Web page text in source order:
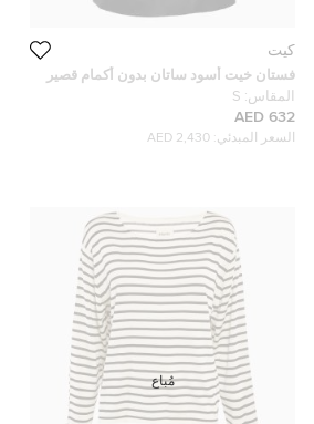
كيت
فستان خيت أسود ساتان بدون أكمام قصير
مقاس صغير
المقاس: S
632 AED
السعر المبدئي: 2,430 AED
مُباع